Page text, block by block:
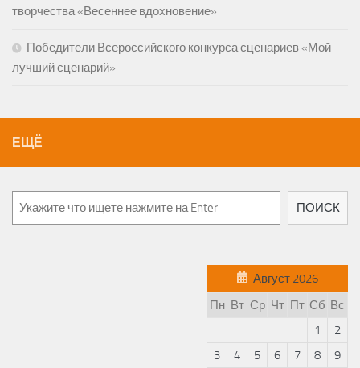
творчества «Весеннее вдохновение»
Победители Всероссийского конкурса сценариев «Мой
лучший сценарий»
ЕЩЁ
ПОИСК
Август 2026
Пн Вт Ср Чт Пт Сб Вс
1
2
3
4 5 6 7 8
9